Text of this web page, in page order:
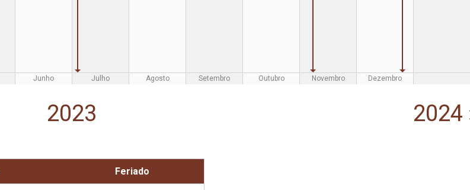
Junho Julho Agosto Setembro Outubro Novembro Dezembro
2023 2024
Feriado